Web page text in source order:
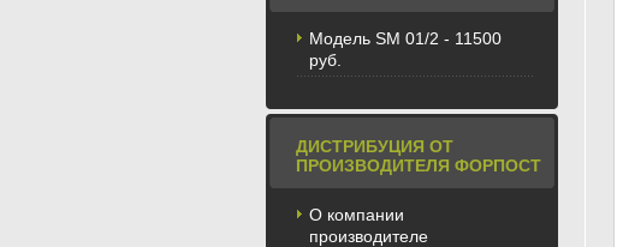
Модель SM 01/2 - 11500
руб.
ДИСТРИБУЦИЯ ОТ
ПРОИЗВОДИТЕЛЯ ФОРПОСТ
О компании
производителе